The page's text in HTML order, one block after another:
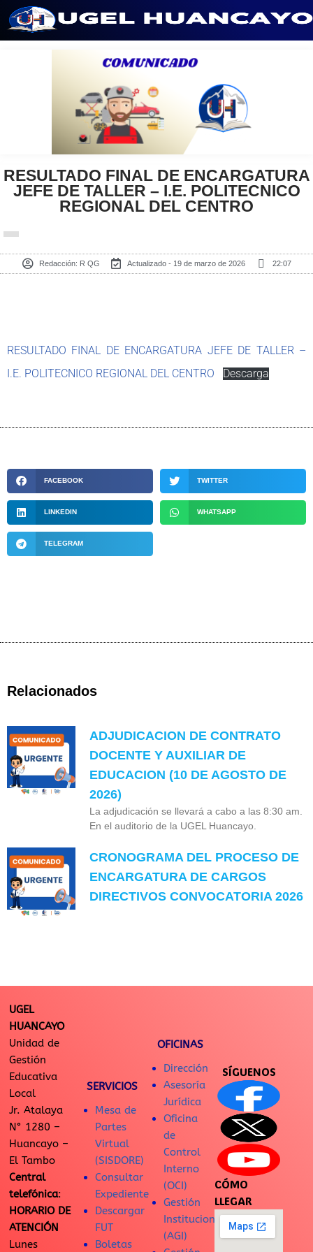
RESULTADO FINAL DE ENCARGATURA
JEFE DE TALLER – I.E. POLITECNICO
REGIONAL DEL CENTRO
Redacción: R QG Actualizado - 19 de marzo de 2026 22:07
RESULTADO FINAL DE ENCARGATURA JEFE DE TALLER –
I.E. POLITECNICO REGIONAL DEL CENTRO
Descarga
FACEBOOK TWITTER
LINKEDIN WHATSAPP
TELEGRAM
Relacionados
ADJUDICACION DE CONTRATO
DOCENTE Y AUXILIAR DE
EDUCACION (10 DE AGOSTO DE
2026)
La adjudicación se llevará a cabo a las 8:30 am.
En el auditorio de la UGEL Huancayo.
CRONOGRAMA DEL PROCESO DE
ENCARGATURA DE CARGOS
DIRECTIVOS CONVOCATORIA 2026
UGEL
HUANCAYO
Unidad de
Gestión
Educativa
Local
Jr. Atalaya
N° 1280 –
Huancayo –
El Tambo
Central
telefónica:
HORARIO DE
ATENCIÓN
Lunes
SERVICIOS
Mesa de
Partes
Virtual
(SISDORE)
Consultar
Expediente
Descargar
FUT
Boletas
OFICINAS
Dirección
Asesoría
Jurídica
Oficina
de
Control
Interno
(OCI)
Gestión
Institucional
(AGI)
SÍGUENOS
CÓMO
LLEGAR